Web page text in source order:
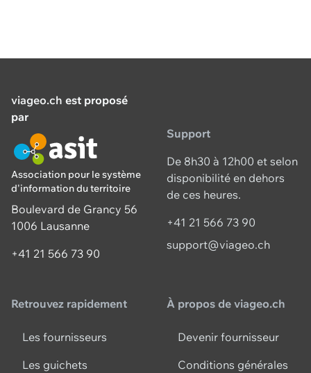
viageo.ch est proposé
par
Association pour le système
d'information du territoire
Boulevard de Grancy 56
1006 Lausanne
+41 21 566 73 90
Support
De 8h30 à 12h00 et selon
disponibilité en dehors
de ces heures.
+41 21 566 73 90
support@viageo.ch
Retrouvez rapidement
Les fournisseurs
Les guichets
À propos de viageo.ch
Devenir fournisseur
Conditions générales